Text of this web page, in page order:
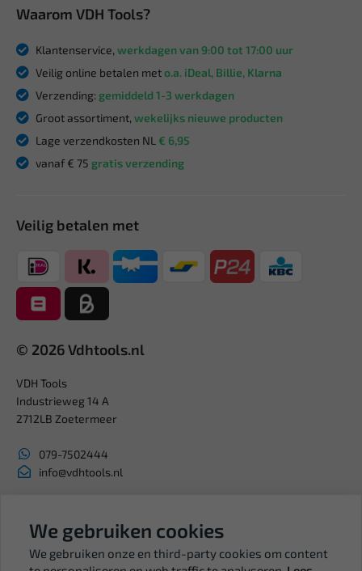
Waarom VDH Tools?
Klantenservice, werkdagen van 9:00 tot 17:00 uur
Veilig online betalen meto.a. iDeal, Billie, Klarna
Verzending: gemiddeld 1-3 werkdagen
Groot assortiment, wekelijks nieuwe producten
Lage verzendkosten NL € 6,95
vanaf € 75 gratis verzending
Veilig betalen met
© 2026 Vdhtools.nl
VDH Tools
Industrieweg 14 A
2712LB Zoetermeer
079-7502444
info@vdhtools.nl
BTW: NL819958657B01
We gebruiken cookies
We gebruiken onze en third-party cookies om content